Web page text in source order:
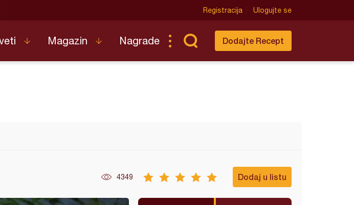
Registracija Ulogujte se
Magazin Nagrade Dodajte Recept
4349 Dodaj u listu